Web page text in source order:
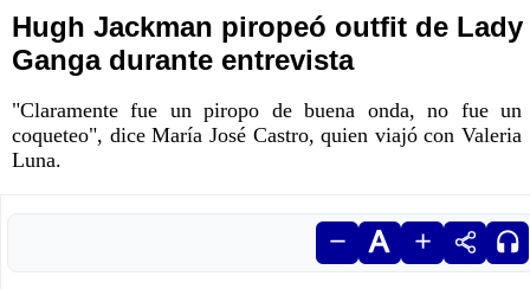
Hugh Jackman piropeó outfit de Lady
Ganga durante entrevista
"Claramente fue un piropo de buena onda, no fue un
coqueteo", dice María José Castro, quien viajó con Valeria
Luna.